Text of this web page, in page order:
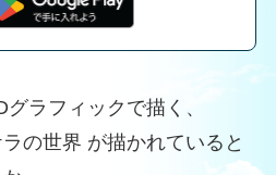
ラフィックで描く、
の世界 が描かれていると